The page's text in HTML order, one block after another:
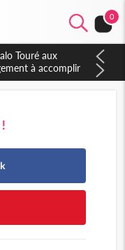
0
Touré aux
à accomplir
et